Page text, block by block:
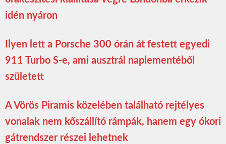
idén nyáron
Ilyen lett a Porsche 300 órán át festett egyedi
911 Turbo S-e, ami ausztrál naplementéből
született
A Vörös Piramis közelében található rejtélyes
vonalak nem kőszállító rámpák, hanem egy ókori
gátrendszer részei lehetnek